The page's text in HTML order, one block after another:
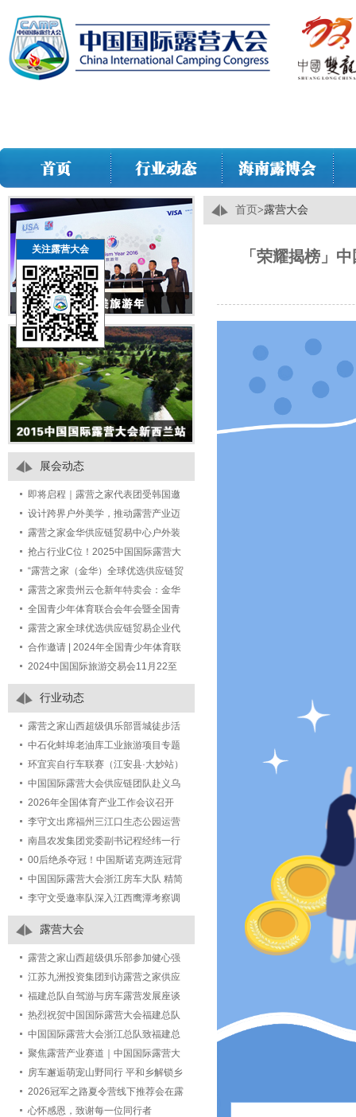
展会动态
即将启程｜露营之家代表团受韩国邀
请出席 Jeonnam Camping Tourism
Fair 2
设计跨界户外美学，推动露营产业迈
向“中国智造”的未来产业
露营之家金华供应链贸易中心户外装
备特卖场，一站式满足你的露营装备
采购需求！
抢占行业C位！2025中国国际露营大
会-户外美好生活装备展全球招商开启
——尊享七大权益，共赢万亿市场
“露营之家（金华）全球优选供应链贸
易中心户外运动露营装备生活馆”定向
招商公告
露营之家贵州云仓新年特卖会：金华
供应链手工编藤与汽车后备箱露营装
备成热宠
全国青少年体育联合会年会暨全国青
少年体育交流大会 期间举办青少年营
地发展研策会的通知
露营之家全球优选供应链贸易企业代
表团受邀如期赴约第七届中国进口博
览会
合作邀请 | 2024年全国青少年体育联
合会年会暨全国青少年体育交流大会
2024中国国际旅游交易会11月22至
24日在国家会展中心（上海）举办
行业动态
露营之家山西超级俱乐部晋城徒步活
动圆满落幕
中石化蚌埠老油库工业旅游项目专题
研讨会在露营之家五建集团城市更新
事业部举行
环宜宾自行车联赛（江安县·大妙站）
2026第八届江安大妙荷花自行车赛激
情开赛
中国国际露营大会供应链团队赴义乌
植物园考察调研，深化文旅露营产业
合作
2026年全国体育产业工作会议召开
李守文出席福州三江口生态公园运营
项目发布会，签署共建城市绿地活化
新样板合作协议
南昌农发集团党委副书记程经纬一行
考察露营之家全球供应链贸易中心
00后绝杀夺冠！中国斯诺克两连冠背
后藏着体育人才培养新答案
中国国际露营大会浙江房车大队 精简
官方简介
李守文受邀率队深入江西鹰潭考察调
研文体旅产业生态：以“三链合一”破
解“两长两短”
露营大会
露营之家山西超级俱乐部参加健心强
身迎省运 悦己助人公益行2026百城万
人健心跑-长治站活动圆满结束！
江苏九洲投资集团到访露营之家供应
链贸易中心，共商跨区域产业合作蓝
图
福建总队自驾游与房车露营发展座谈
会顺利召开！
热烈祝贺中国国际露营大会福建总队
各地市大队授牌仪式圆满成功！
中国国际露营大会浙江总队致福建总
队祝贺函
聚焦露营产业赛道｜中国国际露营大
会TOP计划企业代表团赴郑州实地考
察洽谈
房车邂逅萌宠山野同行 平和乡解锁乡
村露营文旅新赛道
2026冠军之路夏令营线下推荐会在露
营之家金华全球供应链中心举办
心怀感恩，致谢每一位同行者
首页 >露营大会
「荣耀揭榜」
关注露营大会